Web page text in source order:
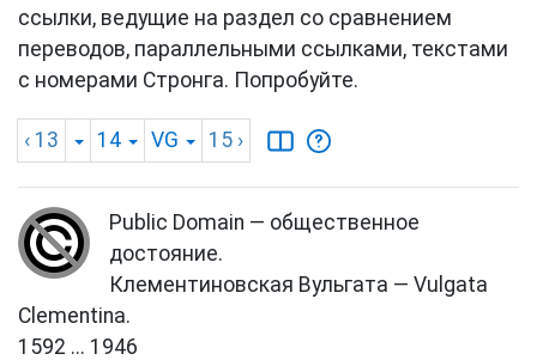
ссылки, ведущие на раздел со сравнением
переводов, параллельными ссылками, текстами
с номерами Стронга. Попробуйте.
‹ 13 14 VG 15 ›
Public Domain — общественное
достояние.
Клементиновская Вульгата — Vulgata
Clementina.
1592 ... 1946